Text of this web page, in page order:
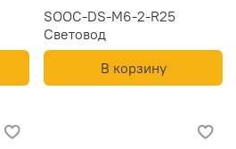
SOOC-DS-M6-2-R25
Световод
В корзину